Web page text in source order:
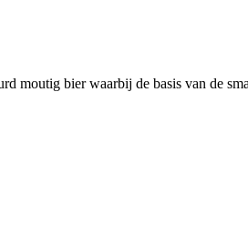
moutig bier waarbij de basis van de